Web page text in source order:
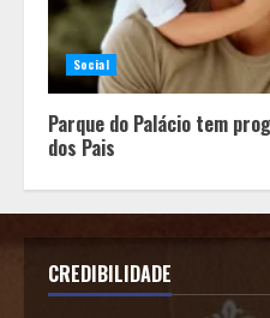
Social
Parque do Palácio tem
dos Pais
CREDIBILIDADE